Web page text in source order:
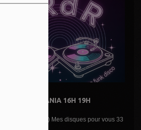
DE L'AIR...LES DÉCOUVERTES
Une belle émission musicale des découvertes,